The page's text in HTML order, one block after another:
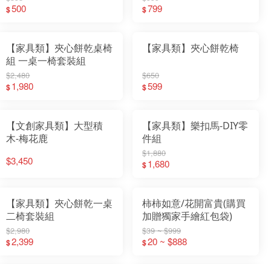
$500 $799
【家具類】夾心餅乾桌椅
組 一桌一椅套裝組
$2,480
$1,980
【家具類】夾心餅乾椅
$650
$599
【文創家具類】大型積
木-梅花鹿
$3,450
【家具類】樂扣馬-DIY零
件組
$1,880
$1,680
【家具類】夾心餅乾一桌
二椅套裝組
$2,980
$2,399
柿柿如意/花開富貴(購買
加贈獨家手繪紅包袋)
$39 ~ $999
$20 ~ $888